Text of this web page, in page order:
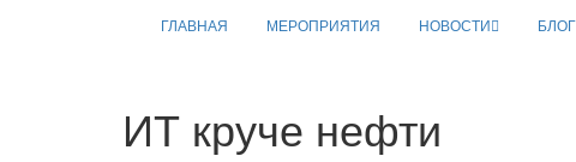
ГЛАВНАЯ МЕРОПРИЯТИЯ НОВОСТИ
ИТ круче нефти